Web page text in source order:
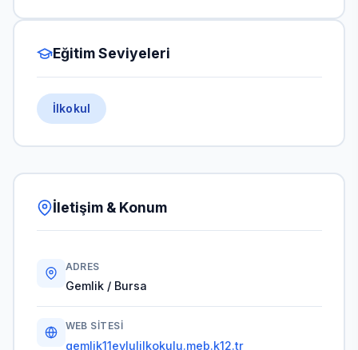
Eğitim Seviyeleri
İlkokul
İletişim & Konum
ADRES
Gemlik / Bursa
WEB SITESI
gemlik11eylulilkokulu.meb.k12.tr